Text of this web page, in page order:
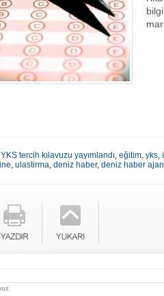
YKS tercih kılavuzu yayımlandı, eğitim, yks,
, ulastirma, deniz haber, deniz haber